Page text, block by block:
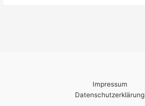
Impressum
Datenschutzerklärung